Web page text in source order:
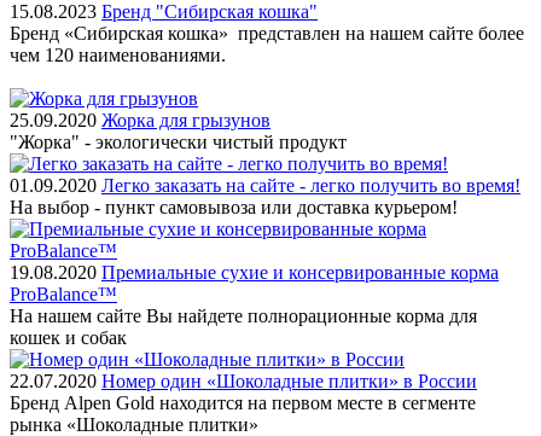
15.08.2023 Бренд "Сибирская кошка"
Бренд «Сибирская кошка» представлен на нашем сайте более
чем 120 наименованиями.
25.09.2020 Жорка для грызунов
"Жорка" - экологически чистый продукт
01.09.2020 Легко заказать на сайте - легко получить во время!
На выбор - пункт самовывоза или доставка курьером!
19.08.2020 Премиальные сухие и консервированные корма
ProBalance™
На нашем сайте Вы найдете полнорационные корма для
кошек и собак
22.07.2020 Номер один «Шоколадные плитки» в России
Бренд Alpen Gold находится на первом месте в сегменте
рынка «Шоколадные плитки»